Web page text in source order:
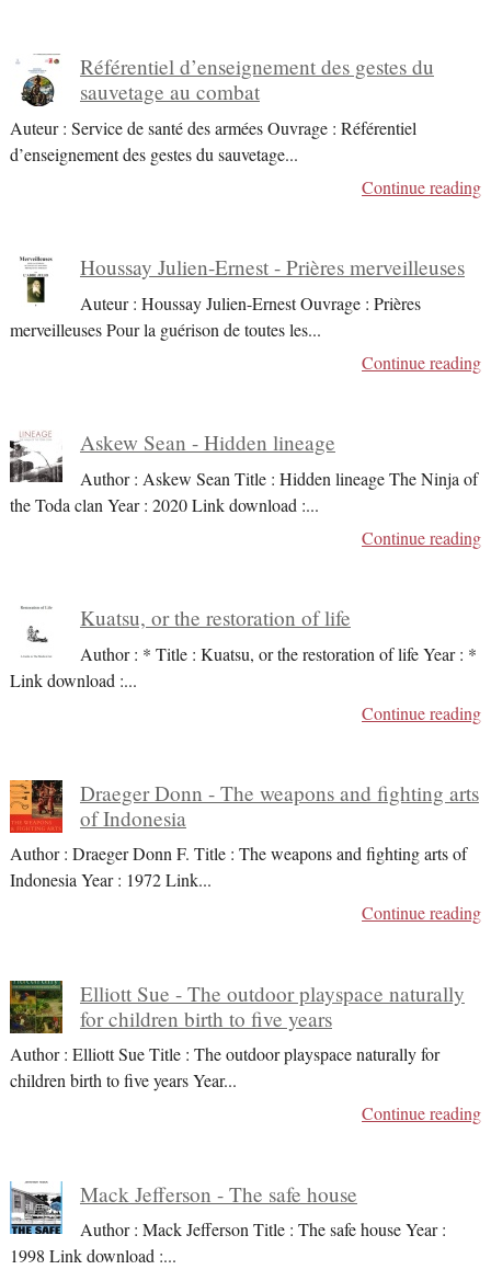
Référentiel d’enseignement des gestes du
sauvetage au combat
Auteur : Service de santé des armées Ouvrage : Référentiel
d’enseignement des gestes du sauvetage...
Continue reading
Houssay Julien-Ernest - Prières merveilleuses
Auteur : Houssay Julien-Ernest Ouvrage : Prières
merveilleuses Pour la guérison de toutes les...
Continue reading
Askew Sean - Hidden lineage
Author : Askew Sean Title : Hidden lineage The Ninja of
the Toda clan Year : 2020 Link download :...
Continue reading
Kuatsu, or the restoration of life
Author : * Title : Kuatsu, or the restoration of life Year : *
Link download :...
Continue reading
Draeger Donn - The weapons and fighting arts
of Indonesia
Author : Draeger Donn F. Title : The weapons and fighting arts of
Indonesia Year : 1972 Link...
Continue reading
Elliott Sue - The outdoor playspace naturally
for children birth to five years
Author : Elliott Sue Title : The outdoor playspace naturally for
children birth to five years Year...
Continue reading
Mack Jefferson - The safe house
Author : Mack Jefferson Title : The safe house Year :
1998 Link download :...